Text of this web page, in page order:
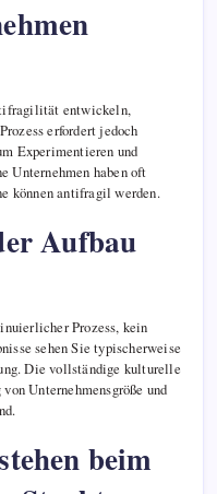
entwickeln,
erfordert jedoch
Experimentieren und
Unternehmen haben oft
können antifragil werden.
Aufbau
Prozess, kein
sehen Sie typischerweise
Die vollständige kulturelle
Unternehmensgröße und
beim